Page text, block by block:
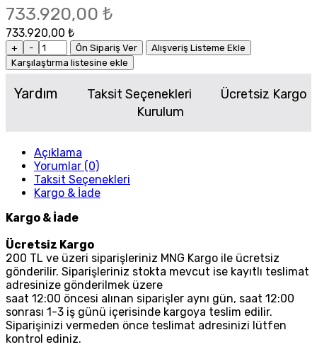
733.920,00 ₺
733.920,00 ₺
+ - Ön Sipariş Ver
Alışveriş Listeme Ekle
Karşılaştırma listesine ekle
Yardım Taksit Seçenekleri
Ücretsiz Kargo
Kurulum
Açıklama
Yorumlar (0)
Taksit Seçenekleri
Kargo & İade
Kargo & İade
Ücretsiz Kargo
200 TL ve üzeri siparişleriniz MNG Kargo ile ücretsiz
gönderilir. Siparişleriniz stokta mevcut ise kayıtlı teslimat
adresinize gönderilmek üzere
saat 12:00 öncesi alınan siparişler aynı gün, saat 12:00
sonrası 1-3 iş günü içerisinde kargoya teslim edilir.
Siparişinizi vermeden önce teslimat adresinizi lütfen
kontrol ediniz.